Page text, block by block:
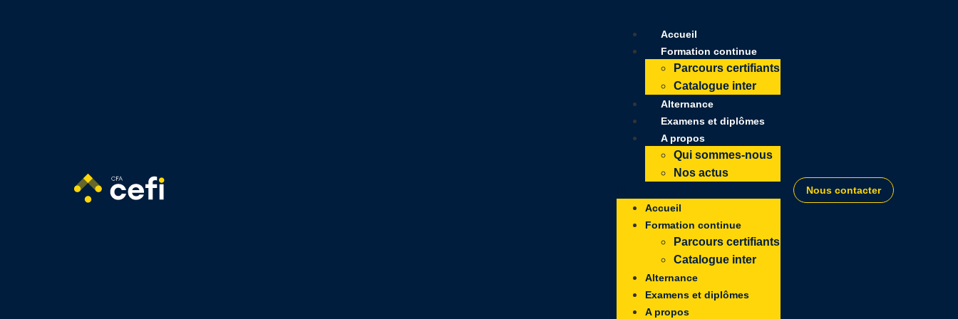
Accueil
Formation continue
Parcours certifiants
Catalogue inter
Alternance
Examens et diplômes
A propos
Qui sommes-nous
Nos actus
Accueil
Formation continue
Parcours certifiants
Catalogue inter
Alternance
Examens et diplômes
A propos
Nous contacter